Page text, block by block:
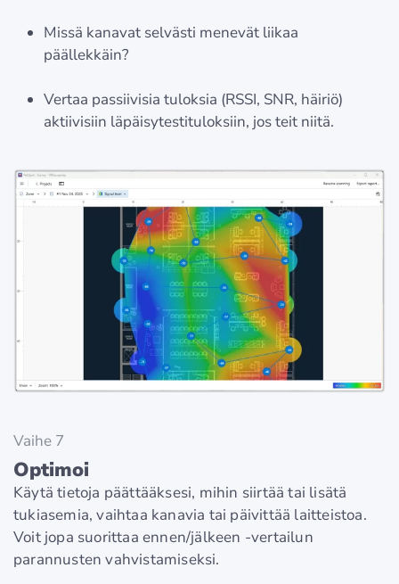
Missä kanavat selvästi menevät liikaa
päällekkäin?
Vertaa passiivisia tuloksia (RSSI, SNR, häiriö)
aktiivisiin läpäisytestituloksiin, jos teit niitä.
Vaihe 7
Optimoi
Käytä tietoja päättääksesi, mihin siirtää tai lisätä
tukiasemia, vaihtaa kanavia tai päivittää laitteistoa.
Voit jopa suorittaa ennen/jälkeen -vertailun
parannusten vahvistamiseksi.